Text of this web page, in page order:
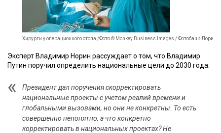
Хирурги у операционного стола /Фото © Monkey Business Images / Фотобанк Лори
Эксперт Владимир Норин рассуждает о том, что Владимир
Путин поручил определить национальные цели до 2030 года:
Президент дал поручения скорректировать
национальные проекты с учетом реалий времени и
глобальными вызовами, но они не конкретны. То есть
совершенно непонятно, а что конкретно
корректировать в национальных проектах? Не